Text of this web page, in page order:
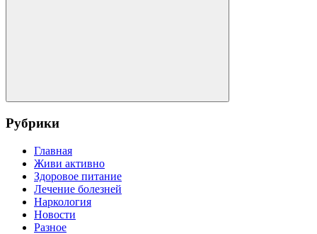
Поиск
Рубрики
Главная
Живи активно
Здоровое питание
Лечение болезней
Наркология
Новости
Разное